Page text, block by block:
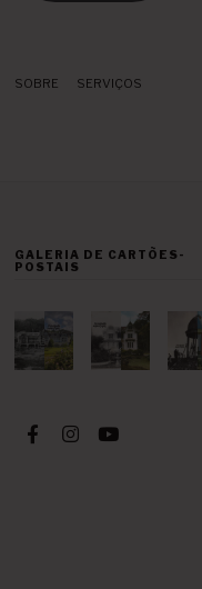
SOBRE SERVIÇOS
GALERIA DE CARTÕES-
POSTAIS